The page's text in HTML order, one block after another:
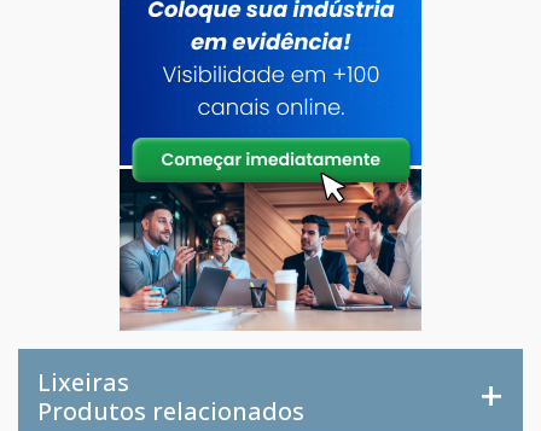
Lixeiras
Produtos relacionados